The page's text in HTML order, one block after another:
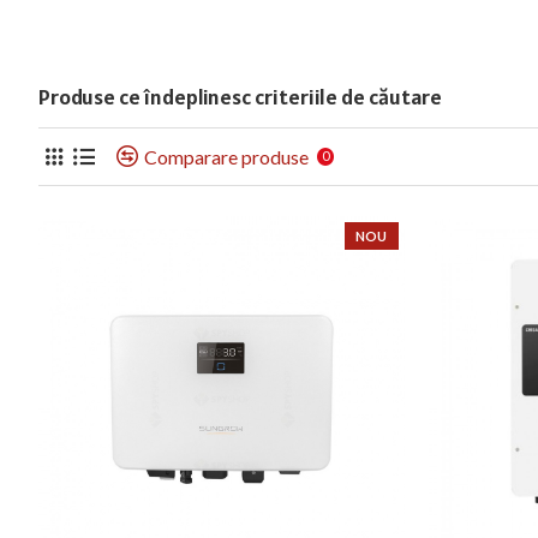
Produse ce îndeplinesc criteriile de căutare
Comparare produse 0
NOU